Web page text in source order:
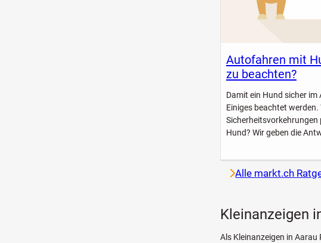
Autofahren mit
zu beachten?
Damit ein Hund sicher
Einiges beachtet werden.
Sicherheitsvorkehrungen
Hund? Wir geben die
Alle markt.ch
Kleinanzeigen
Als Kleinanzeigen in